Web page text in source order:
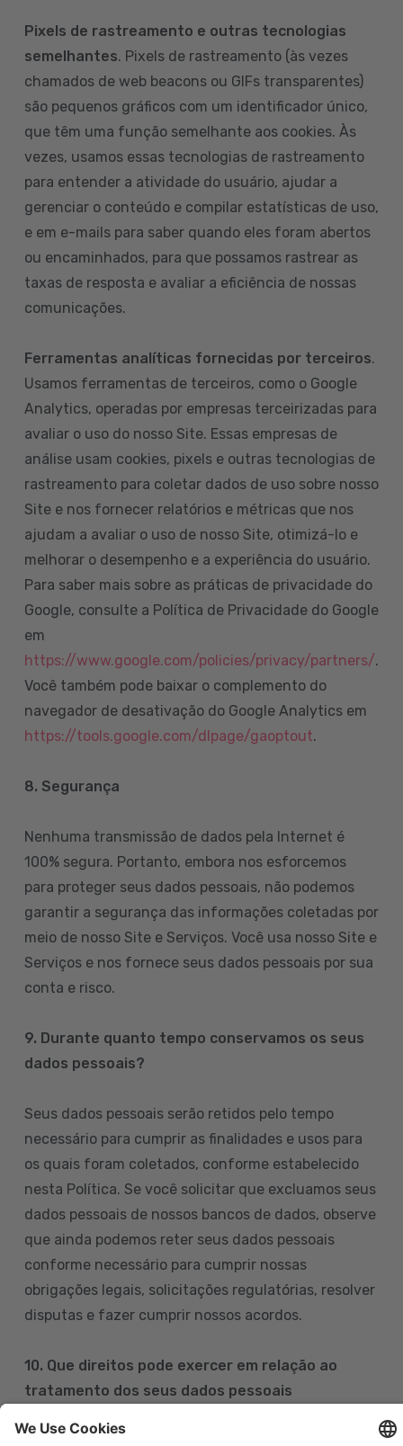
Pixels de rastreamento e outras tecnologias
semelhantes. Pixels de rastreamento (às vezes
chamados de web beacons ou GIFs transparentes)
são pequenos gráficos com um identificador único,
que têm uma função semelhante aos cookies. Às
vezes, usamos essas tecnologias de rastreamento
para entender a atividade do usuário, ajudar a
gerenciar o conteúdo e compilar estatísticas de uso,
e em e-mails para saber quando eles foram abertos
ou encaminhados, para que possamos rastrear as
taxas de resposta e avaliar a eficiência de nossas
comunicações.
Ferramentas analíticas fornecidas por terceiros.
Usamos ferramentas de terceiros, como o Google
Analytics, operadas por empresas terceirizadas para
avaliar o uso do nosso Site. Essas empresas de
análise usam cookies, pixels e outras tecnologias de
rastreamento para coletar dados de uso sobre nosso
Site e nos fornecer relatórios e métricas que nos
ajudam a avaliar o uso de nosso Site, otimizá-lo e
melhorar o desempenho e a experiência do usuário.
Para saber mais sobre as práticas de privacidade do
Google, consulte a Política de Privacidade do Google
em
https://www.google.com/policies/privacy/partners/.
Você também pode baixar o complemento do
navegador de desativação do Google Analytics em
https://tools.google.com/dlpage/gaoptout.
8. Segurança
Nenhuma transmissão de dados pela Internet é
100% segura. Portanto, embora nos esforcemos
para proteger seus dados pessoais, não podemos
garantir a segurança das informações coletadas por
meio de nosso Site e Serviços. Você usa nosso Site e
Serviços e nos fornece seus dados pessoais por sua
conta e risco.
9. Durante quanto tempo conservamos os seus
dados pessoais?
Seus dados pessoais serão retidos pelo tempo
necessário para cumprir as finalidades e usos para
os quais foram coletados, conforme estabelecido
nesta Política. Se você solicitar que excluamos seus
dados pessoais de nossos bancos de dados, observe
que ainda podemos reter seus dados pessoais
conforme necessário para cumprir nossas
obrigações legais, solicitações regulatórias, resolver
disputas e fazer cumprir nossos acordos.
10. Que direitos pode exercer em relação ao
tratamento dos seus dados pessoais